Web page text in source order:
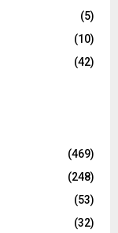
(5)
(10)
(42)
(469)
(248)
(53)
(32)